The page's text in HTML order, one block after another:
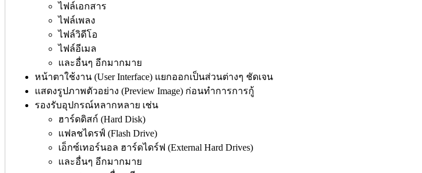
ไฟล์เอกสาร
ไฟล์เพลง
ไฟล์วิดีโอ
ไฟล์อีเมล
และอื่นๆ อีกมากมาย
หน้าตาใช้งาน (User Interface) แยกออกเป็นส่วนต่างๆ ชัดเจน
แสดงรูปภาพตัวอย่าง (Preview Image) ก่อนทำการการกู้
รองรับอุปกรณ์หลากหลาย เช่น
ฮาร์ดดิสก์ (Hard Disk)
แฟลชไดรฟ์ (Flash Drive)
เอ็กซ์เทอร์นอล ฮาร์ดไดร์ฟ (External Hard Drives)
และอื่นๆ อีกมากมาย